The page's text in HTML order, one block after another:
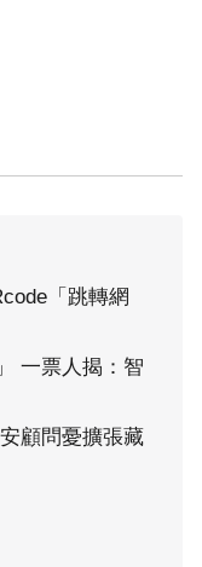
「跳轉網
一票人揭：智
顧問憂擴張藏